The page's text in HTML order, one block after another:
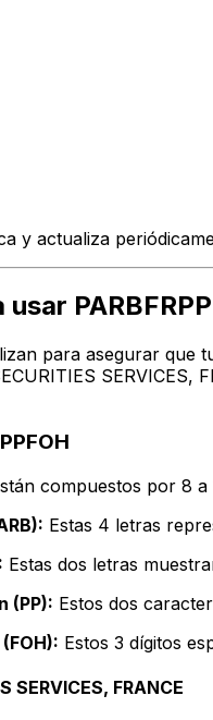
y actualiza
para asegurar que
compuestos por 8
Estas 4 letras
Estas dos letras
(PP): Estos dos
Estos 3 dígitos
SERVICES, FRANCE